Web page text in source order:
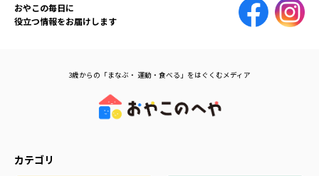
おやこの毎日に
役立つ情報をお届けします
3歳からの「まなぶ・ 運動・食べる」をはぐくむメディア
カテゴリ